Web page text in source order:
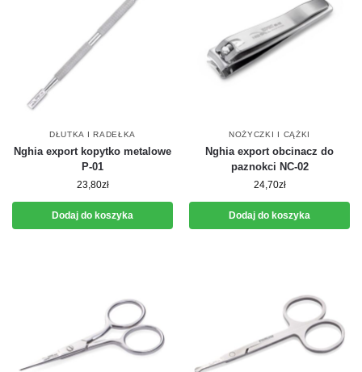
DŁUTKA I RADEŁKA
Nghia export kopytko metalowe
P-01
23,80zł
Dodaj do koszyka
NOŻYCZKI I CĄŻKI
Nghia export obcinacz do
paznokci NC-02
24,70zł
Dodaj do koszyka